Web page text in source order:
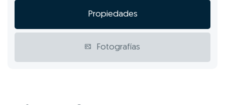
Propiedades
Fotografías